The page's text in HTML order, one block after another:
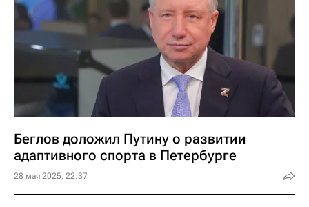
Беглов доложил Путину о развитии
адаптивного спорта в Петербурге
28 мая 2025, 22:37